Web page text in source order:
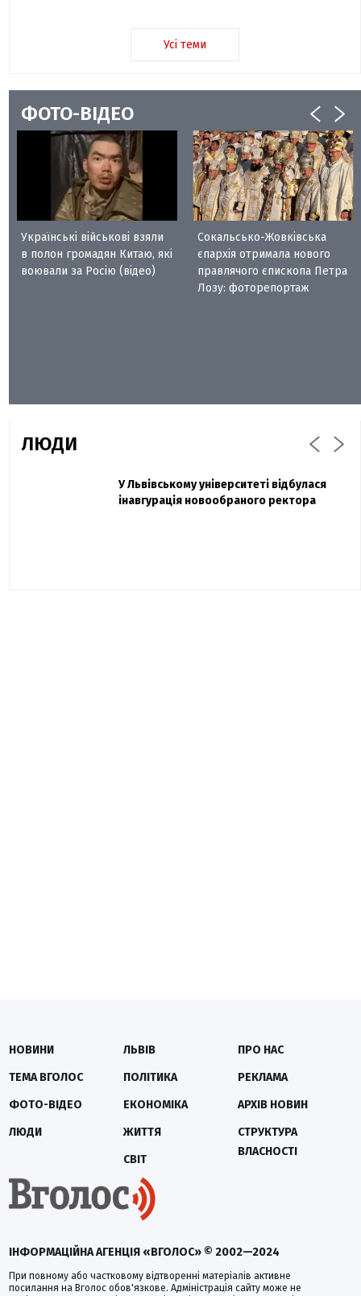
Усі теми
ФОТО-ВІДЕО
Українські військові взяли
в полон громадян Китаю, які
воювали за Росію (відео)
Сокальсько-Жовківська
єпархія отримала нового
правлячого єпископа Петра
Лозу: фоторепортаж
ЛЮДИ
Павло Дак
Захисник "Азовсталі" Діанов вдруге
одружився та показав фото з весілля
У Львівському університеті відбулася
інавгурація новообраного ректора
ІНФОРМАЦІЙНА АГЕНЦІЯ «ВГОЛОС» © 2002—2024
При повному або частковому відтворенні матеріалів активне
посилання на Вголос обов'язкове. Адміністрація сайту може не
НОВИНИ
ТЕМА ВГОЛОС
ФОТО-ВІДЕО
ЛЮДИ
ЛЬВІВ
ПОЛІТИКА
ЕКОНОМІКА
ЖИТТЯ
СВІТ
ПРО НАС
РЕКЛАМА
АРХІВ НОВИН
СТРУКТУРА
ВЛАСНОСТІ